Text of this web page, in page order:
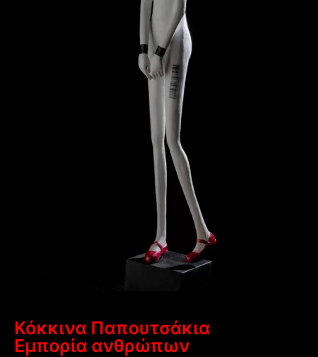
Κόκκινα Παπουτσάκια
Εμπορία ανθρώπων